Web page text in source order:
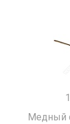
Медный